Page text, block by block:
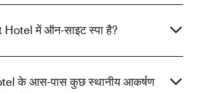
में ऑन-साइट स्पा है?
के आस-पास कुछ स्थानीय आकर्षण